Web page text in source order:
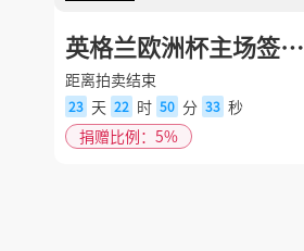
英格兰欧洲杯主场签名
球衣
距离拍卖结束
23 天 22 时 50 分 32 秒
捐赠比例：5%